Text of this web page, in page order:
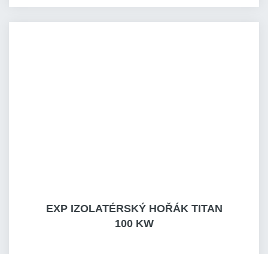
EXP IZOLATÉRSKÝ HOŘÁK TITAN
100 KW